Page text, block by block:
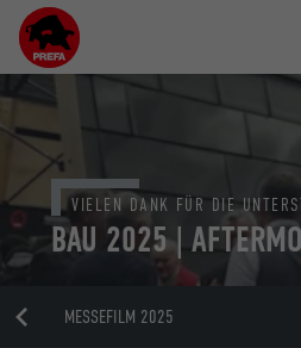
BAU 2025 |
VIELEN DANK FÜR DIE
MESSEFILM 2025